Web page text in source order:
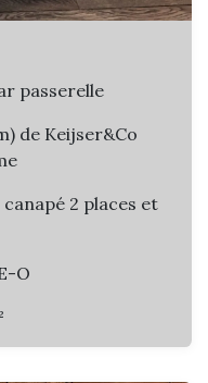
passerelle
de Keijser&Co
2 places et
O